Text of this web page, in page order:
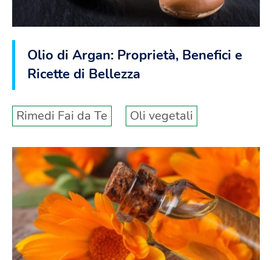
Olio di Argan: Proprietà, Benefici e
Ricette di Bellezza
Rimedi Fai da Te Oli vegetali